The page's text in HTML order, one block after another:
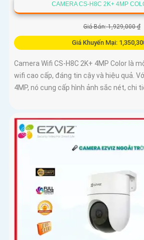
CAMERA CS-H8C 2K+ 4MP
Giá Bán: 1,929,000 ₫
Giá Khuyến Mại:
Camera Wifi CS-H8C 2K+ 4MP Color là
wifi cao cấp, đáng tin cậy và hiệu quả.
4MP, nó cung cấp hình ảnh sắc nét, chi